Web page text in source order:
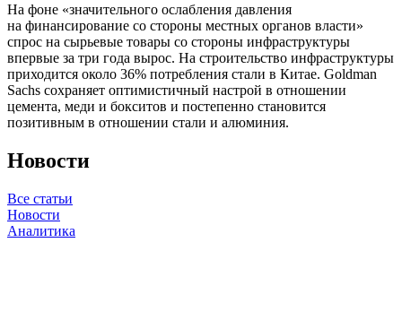
На фоне «значительного ослабления давления
на финансирование со стороны местных органов власти»
спрос на сырьевые товары со стороны инфраструктуры
впервые за три года вырос. На строительство инфраструктуры
приходится около 36% потребления стали в Китае. Goldman
Sachs сохраняет оптимистичный настрой в отношении
цемента, меди и бокситов и постепенно становится
позитивным в отношении стали и алюминия.
Новости
Все статьи
Новости
Аналитика